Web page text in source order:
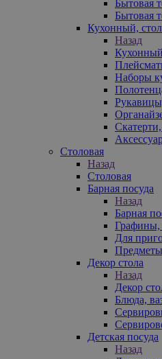
Бытовая
Бытовая
Кухонный,
Назад
Наборы
Столовая
Назад
Столовая
Барная посуда
Назад
Барная
Для
Декор стола
Назад
Декор
Блюда,
Детская посуда
Назад